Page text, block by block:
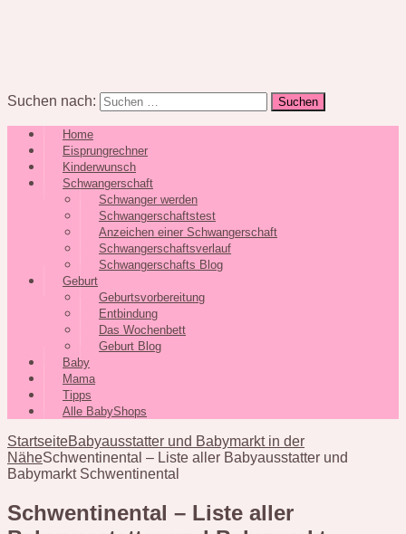
Suchen nach:
Home
Eisprungrechner
Kinderwunsch
Schwangerschaft
Schwanger werden
Schwangerschaftstest
Anzeichen einer Schwangerschaft
Schwangerschaftsverlauf
Schwangerschafts Blog
Geburt
Geburtsvorbereitung
Entbindung
Das Wochenbett
Geburt Blog
Baby
Mama
Tipps
Alle BabyShops
StartseiteBabyausstatter und Babymarkt in der
NäheSchwentinental – Liste aller Babyausstatter und
Babymarkt Schwentinental
Schwentinental – Liste aller